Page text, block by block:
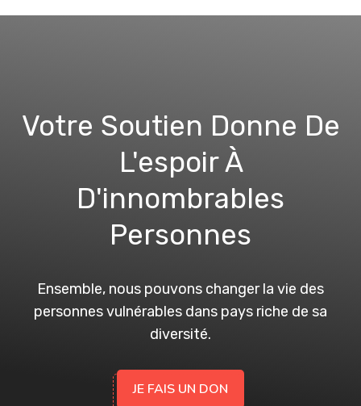
Votre Soutien Donne De
L'espoir À
D'innombrables
Personnes
Ensemble, nous pouvons changer la vie des
personnes vulnérables dans pays riche de sa
diversité.
JE FAIS UN DON